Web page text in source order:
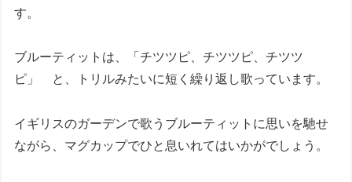
す。
ブルーティットは、「チツツピ、チツツピ、チツツ
ピ」 と、トリルみたいに短く繰り返し歌っています。
イギリスのガーデンで歌うブルーティットに思いを馳せ
ながら、マグカップでひと息いれてはいかがでしょう。